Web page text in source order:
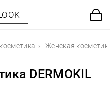
Женская
DERMOKIL